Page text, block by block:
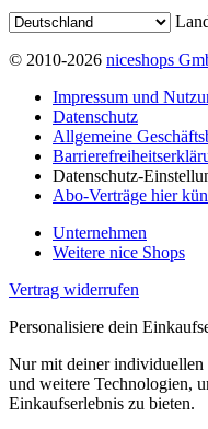
© 2010-2026 niceshops
Impressum und
Datenschutz
Allgemeine
Datenschutz-
Abo-Verträge hier
Unternehmen
Weitere nice Shops
Vertrag widerrufen
Personalisiere dein
Nur mit deiner
und weitere Technologien,
Einkaufserlebnis zu bieten.